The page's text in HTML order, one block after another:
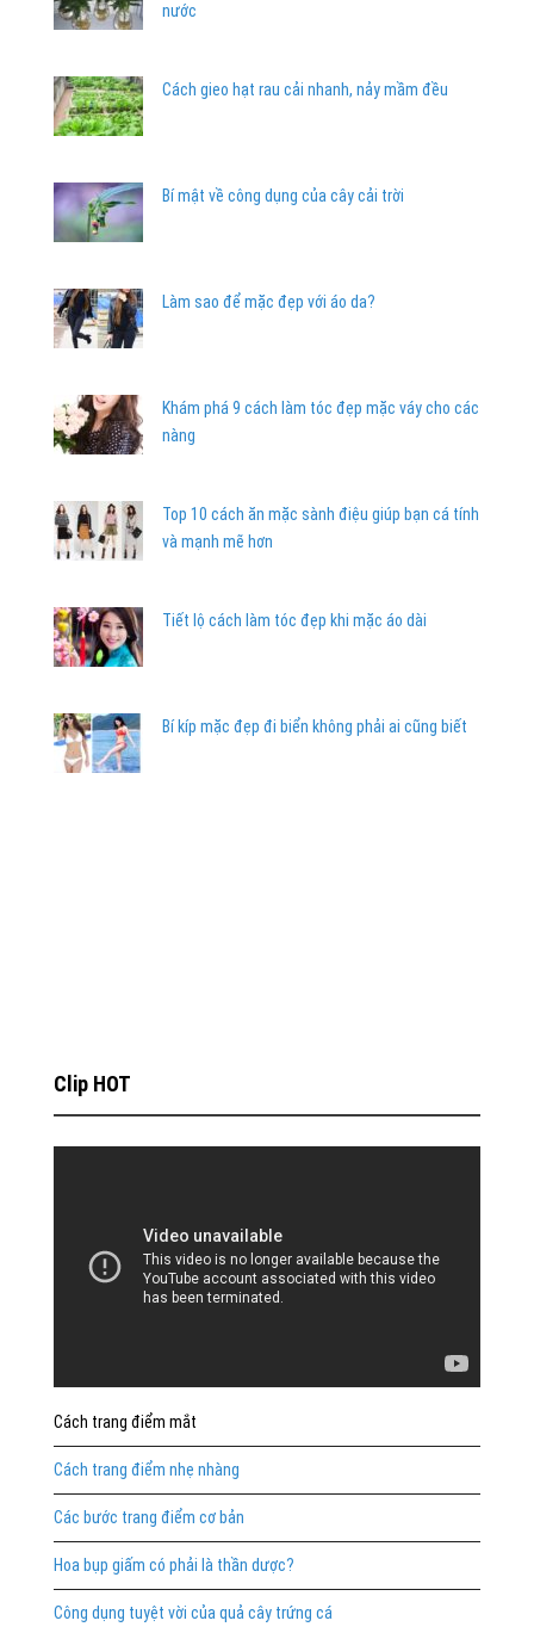
nước
Cách gieo hạt rau cải nhanh, nảy mầm đều
Bí mật về công dụng của cây cải trời
Làm sao để mặc đẹp với áo da?
Khám phá 9 cách làm tóc đẹp mặc váy cho các
nàng
Top 10 cách ăn mặc sành điệu giúp bạn cá tính
và mạnh mẽ hơn
Tiết lộ cách làm tóc đẹp khi mặc áo dài
Bí kíp mặc đẹp đi biển không phải ai cũng biết
Clip HOT
Cách trang điểm mắt
Cách trang điểm nhẹ nhàng
Các bước trang điểm cơ bản
Hoa bụp giấm có phải là thần dược?
Công dụng tuyệt vời của quả cây trứng cá